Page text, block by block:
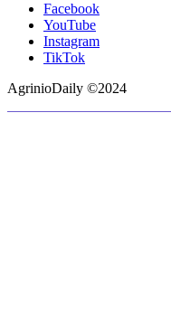
Facebook
YouTube
Instagram
TikTok
AgrinioDaily ©2024